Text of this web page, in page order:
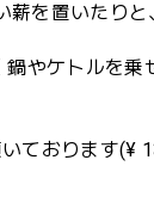
薪を置いたり
やケトルを
ております(¥